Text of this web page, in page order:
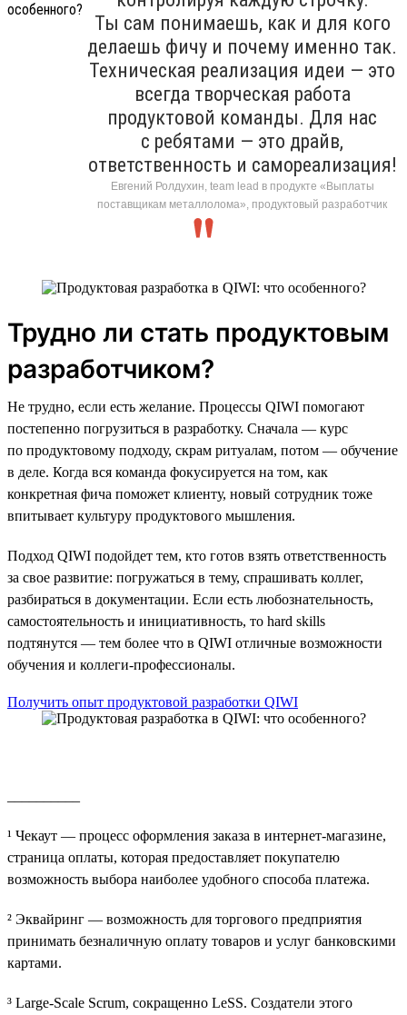
Ты сам понимаешь, как и для кого
делаешь фичу и почему именно так.
Техническая реализация идеи — это
всегда творческая работа
продуктовой команды. Для нас
с ребятами — это драйв,
ответственность и самореализация!
Евгений Ролдухин, team lead в продукте «Выплаты
поставщикам металлолома», продуктовый разработчик
Трудно ли стать продуктовым
разработчиком?
Не трудно, если есть желание. Процессы QIWI помогают
постепенно погрузиться в разработку. Сначала — курс
по продуктовому подходу, скрам ритуалам, потом — обучение
в деле. Когда вся команда фокусируется на том, как
конкретная фича поможет клиенту, новый сотрудник тоже
впитывает культуру продуктового мышления.
Подход QIWI подойдет тем, кто готов взять ответственность
за свое развитие: погружаться в тему, спрашивать коллег,
разбираться в документации. Если есть любознательность,
самостоятельность и инициативность, то hard skills
подтянутся — тем более что в QIWI отличные возможности
обучения и коллеги-профессионалы.
Получить опыт продуктовой разработки QIWI
¹ Чекаут — процесс оформления заказа в интернет-магазине,
страница оплаты, которая предоставляет покупателю
возможность выбора наиболее удобного способа платежа.
² Эквайринг — возможность для торгового предприятия
принимать безналичную оплату товаров и услуг банковскими
картами.
³ Large-Scale Scrum, сокращенно LeSS. Создатели этого